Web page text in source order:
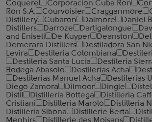
Coquerel
Corporacion Cuba Ron
Ron S.A.
Courvoisier Cragganmore
Distillery
Cubaron Dalmore Daniel
Distillers
Darroze Dartigalongue
and Eniseli
De Kuyper Deanston
Demerara Distillers
Destiladora San
Levira
Destileria Colombiana
Destileria Santa Lucia
Destileria
Bodega Abasolo
Destilerias Acha
Destilerias Manuel Acha
Destilerias
Diego Zamora
Dilmoor Dingle
Distil
Distilleria Bottega Distilleria
Cristiani
Distilleria Marolo
Distilleria
Distilleria Sibona
Distillerie Berta